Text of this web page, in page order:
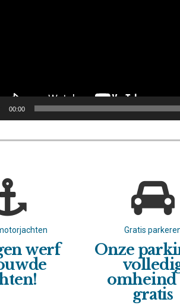
00:00
werf
Gratis
Onze
omheind
gratis